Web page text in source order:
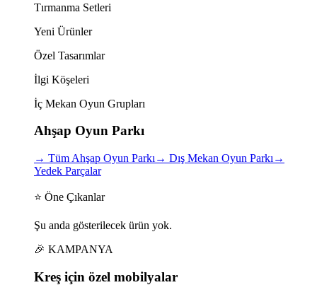
Tırmanma Setleri
Yeni Ürünler
Özel Tasarımlar
İlgi Köşeleri
İç Mekan Oyun Grupları
Ahşap Oyun Parkı
→ Tüm Ahşap Oyun Parkı → Dış Mekan Oyun Parkı →
Yedek Parçalar
⭐ Öne Çıkanlar
Şu anda gösterilecek ürün yok.
🎉 KAMPANYA
Kreş için özel mobilyalar